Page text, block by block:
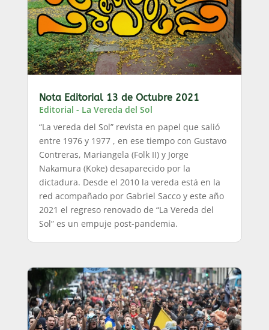
Nota Editorial 13 de Octubre 2021
Editorial - La Vereda del Sol
“La vereda del Sol” revista en papel que salió
entre 1976 y 1977 , en ese tiempo con Gustavo
Contreras, Mariangela (Folk II) y Jorge
Nakamura (Koke) desaparecido por la
dictadura. Desde el 2010 la vereda está en la
red acompañado por Gabriel Sacco y este año
2021 el regreso renovado de “La Vereda del
Sol” es un empuje post-pandemia.